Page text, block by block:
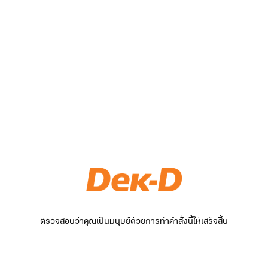
ตรวจสอบว่าคุณเป็นมนุษย์ด้วยการทำคำสั่งนี้ให้เสร็จสิ้น